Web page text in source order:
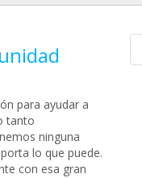
para ayudar a
tanto
ninguna
lo que puede.
con esa gran